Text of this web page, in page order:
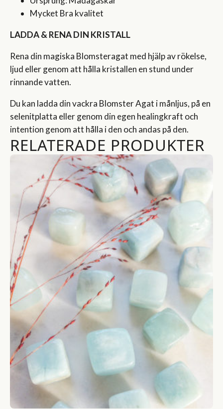
Mycket Bra kvalitet
LADDA & RENA DIN KRISTALL
Rena din magiska Blomsteragat med hjälp av rökelse,
ljud eller genom att hålla kristallen en stund under
rinnande vatten.
Du kan ladda din vackra Blomster Agat i månljus, på en
selenitplatta eller genom din egen healingkraft och
intention genom att hålla i den och andas på den.
RELATERADE PRODUKTER